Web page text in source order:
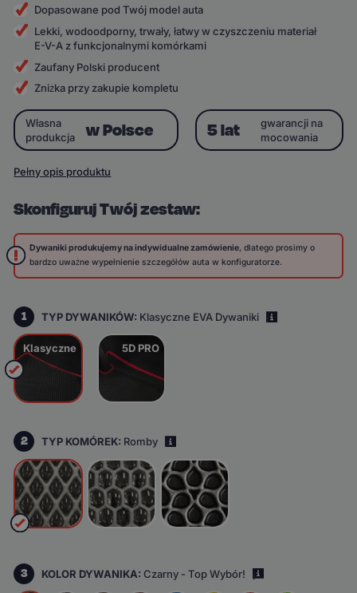
Dopasowane pod Twój model auta
Lekki, wodoodporny, trwały, łatwy w czyszczeniu materiał
E-V-A z funkcjonalnymi komórkami
Zaufany Polski producent
Zniżka przy zakupie kompletu
Skonfiguruj Twój zestaw:
Dywaniki produkujemy na indywidualne zamówienie, dlatego prosimy o
bardzo uważne wypełnienie szczegółów auta w konfiguratorze.
1 TYP DYWANIKÓW: Klasyczne EVA Dywaniki
Klasyczne 5D PRO
2 TYP KOMÓREK: Romby
3 KOLOR DYWANIKA:Czarny - Top Wybór! i
Własna
produkcja
w Polsce 5 lat
gwarancji na
mocowania
Pełny opis produktu